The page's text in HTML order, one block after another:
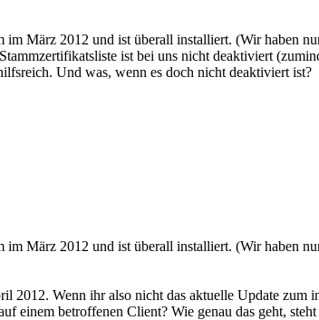
März 2012 und ist überall installiert. (Wir haben
ist bei uns nicht deaktiviert
Und was, wenn es doch nicht deaktiviert ist?
März 2012 und ist überall installiert. (Wir haben
Wenn ihr also nicht das aktuelle Update zum
einem betroffenen Client? Wie genau das geht,